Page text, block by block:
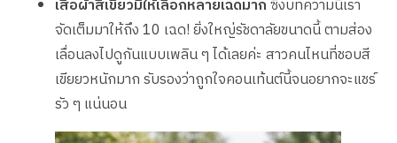
เสื้อผ้าสีเขียวมีให้เลือกหลายเฉดมากซึ่งบทความนี้เรา
จัดเต็มมาให้ถึง 10 เฉด! ยิ่งใหญ่รัชดาลัยขนาดนี้ ตามส่อง
เลื่อนลงไปดูกันแบบเพลิน ๆ ได้เลยค่ะ สาวคนไหนที่ชอบสี
เขียยวหนักมาก รับรองว่าถูกใจคอนเท้นต์นี้จนอยากจะแชร์
รัว ๆ แน่นอน